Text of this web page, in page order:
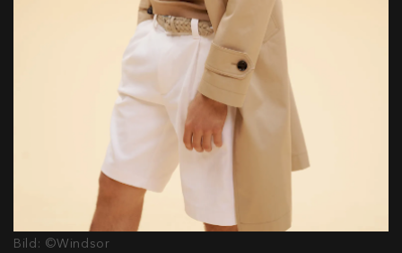
Bild: ©Windsor